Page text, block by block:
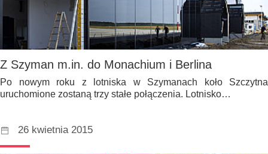
Z Szyman m.in. do Monachium i Berlina
Po nowym roku z lotniska w Szymanach koło Szczytna
uruchomione zostaną trzy stałe połączenia. Lotnisko…
26 kwietnia 2015